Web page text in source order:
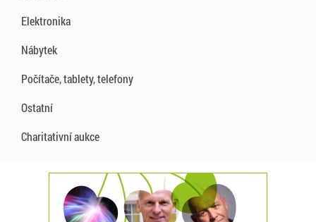
Elektronika
Nábytek
Počítače, tablety, telefony
Ostatní
Charitativní aukce